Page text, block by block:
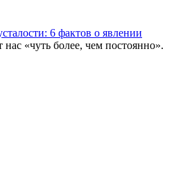
6 фактов о явлении
нас «чуть более, чем постоянно».